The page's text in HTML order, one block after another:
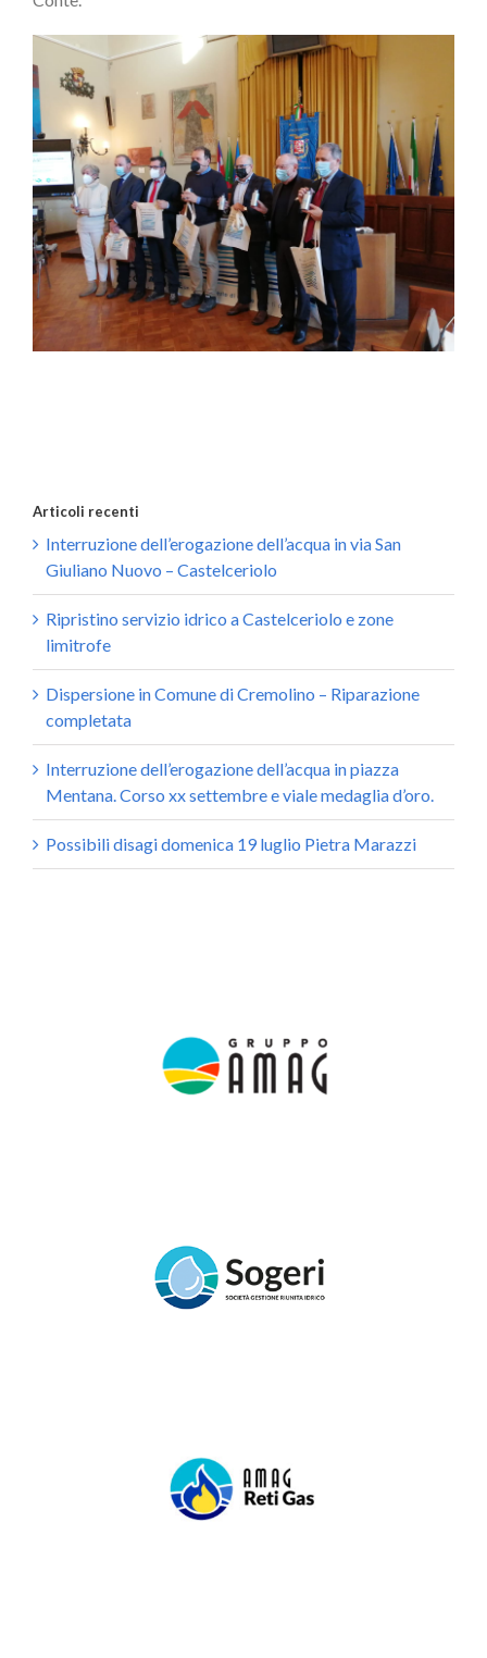
Articoli recenti
Interruzione dell’erogazione dell’acqua in via San
Giuliano Nuovo – Castelceriolo
Ripristino servizio idrico a Castelceriolo e zone
limitrofe
Dispersione in Comune di Cremolino – Riparazione
completata
Interruzione dell’erogazione dell’acqua in piazza
Mentana. Corso xx settembre e viale medaglia d’oro.
Possibili disagi domenica 19 luglio Pietra Marazzi